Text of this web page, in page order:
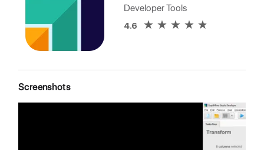
Developer Tools
4.6
Screenshots